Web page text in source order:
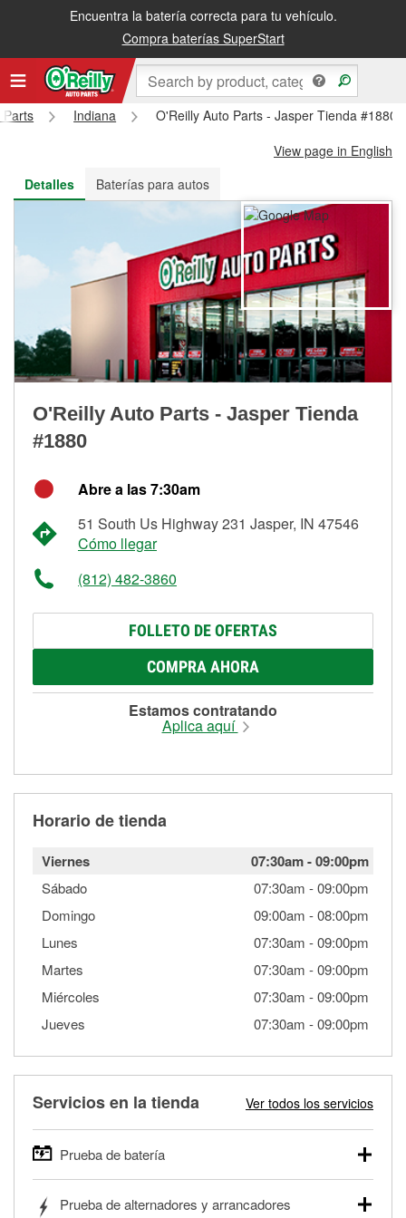
Encuentra la batería correcta para tu vehículo.
Compra baterías SuperStart
Recibe tu orden gratis al día siguiente o recógela en la tienda
Parts Indiana
O'Reilly Auto Parts - Jasper Tienda #1880
View page in English
Detalles
Baterías para autos
O'Reilly Auto Parts - Jasper Tienda
#1880
Abre a las 7:30am
51 South Us Highway 231 Jasper, IN 47546
Cómo llegar
(812) 482-3860
FOLLETO DE OFERTAS
COMPRA AHORA
Estamos contratando
Aplica aquí
Horario de tienda
Viernes 07:30am-09:00pm
Sábado 07:30am -09:00pm
Domingo
09:00am -08:00pm
Lunes
07:30am -09:00pm
Martes
07:30am -09:00pm
Miércoles
07:30am -09:00pm
Jueves
07:30am -09:00pm
Servicios en la tienda Ver todos los servicios
Prueba de batería
autos, camionetas, SUVs, vehículos comerciales y
Prueba de alternadores y arrancadores